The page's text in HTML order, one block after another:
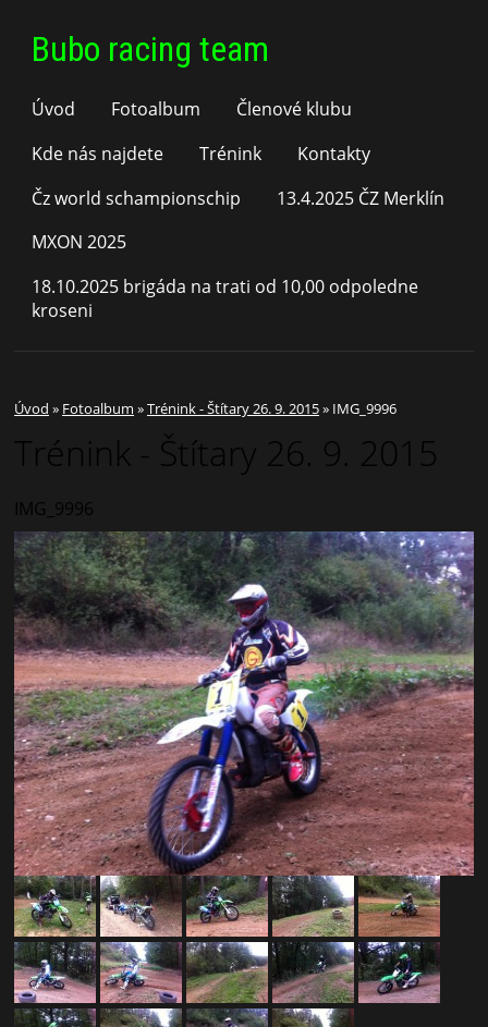
Bubo racing team
Úvod Fotoalbum
Členové klubu
Kde nás najdete
Trénink
Kontakty
Čz world schampionschip
13.4.2025 ČZ Merklín
MXON 2025
18.10.2025 brigáda na trati od 10,00 odpoledne
kroseni
Úvod » Fotoalbum »Trénink - Štítary 26. 9. 2015» IMG_9996
Trénink - Štítary 26. 9. 2015
IMG_9996